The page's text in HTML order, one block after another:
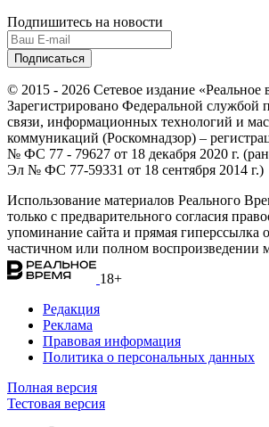
Подпишитесь на новости
© 2015 - 2026 Сетевое издание «Реальное
Зарегистрировано Федеральной службой
связи, информационных технологий и
коммуникаций (Роскомнадзор) –
№ ФС 77 - 79627 от 18 декабря 2020 г.
Эл № ФС 77-59331 от 18 сентября 2014 г.)
Использование материалов Реального
только с предварительного согласия
упоминание сайта и прямая гиперссылка
частичном или полном воспроизведении
18+
Редакция
Реклама
Правовая информация
Политика о персональных данных
Полная версия
Тестовая версия